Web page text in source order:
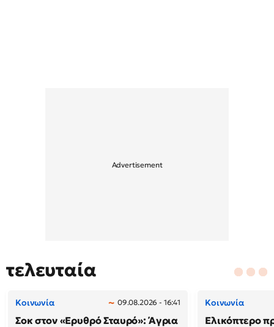
τελευταία
Κοινωνία 09.08.2026 - 16:41
Σοκ στον «Ερυθρό Σταυρό»: Άγρια
Κοινωνία
Ελικόπτερο